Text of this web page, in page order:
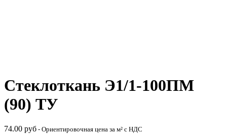
Стеклоткань Э1/1-100ПМ
(90) ТУ
74.00 руб - Ориентировочная цена за м² с НДС